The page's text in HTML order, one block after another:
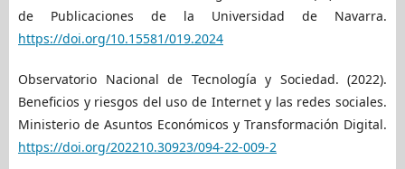
de Publicaciones de la Universidad de Navarra.
https://doi.org/10.15581/019.2024
Observatorio Nacional de Tecnología y Sociedad. (2022).
Beneficios y riesgos del uso de Internet y las redes sociales.
Ministerio de Asuntos Económicos y Transformación Digital.
https://doi.org/202210.30923/094-22-009-2